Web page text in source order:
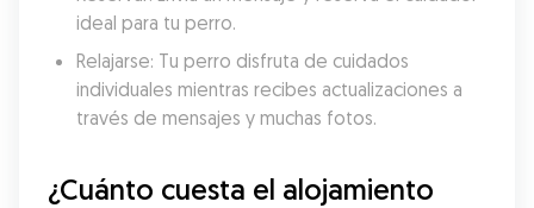
ideal para tu perro.
Relajarse: Tu perro disfruta de cuidados
individuales mientras recibes actualizaciones a
través de mensajes y muchas fotos.
¿Cuánto cuesta el alojamiento